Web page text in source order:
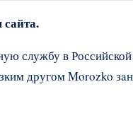
службу в
другом Morozko